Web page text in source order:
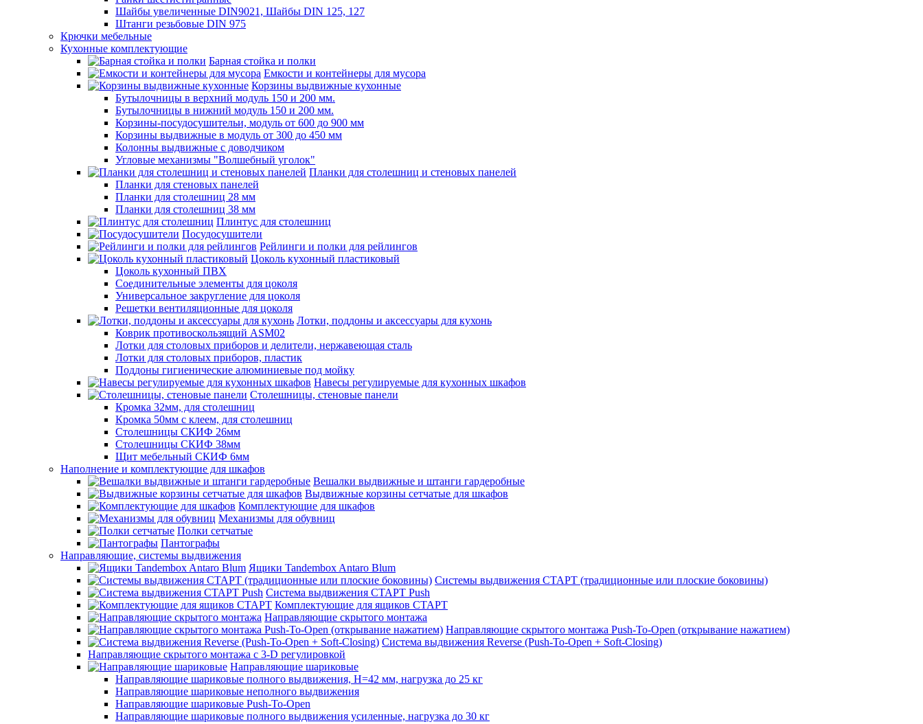
Шайбы увеличенные DIN9021, Шайбы DIN 125, 127
Штанги резьбовые DIN 975
Крючки мебельные
Кухонные комплектующие
Барная стойка и полки
Емкости и контейнеры для мусора
Корзины выдвижные кухонные
Бутылочницы в верхний модуль 150 и 200 мм.
Бутылочницы в нижний модуль 150 и 200 мм.
Корзины-посудосушительи, модуль от 600 до 900 мм
Корзины выдвижные в модуль от 300 до 450 мм
Колонны выдвижные с доводчиком
Угловые механизмы "Волшебный уголок"
Планки для столешниц и стеновых панелей
Планки для стеновых панелей
Планки для столешниц 28 мм
Планки для столешниц 38 мм
Плинтус для столешниц
Посудосушители
Рейлинги и полки для рейлингов
Цоколь кухонный пластиковый
Цоколь кухонный ПВХ
Соединительные элементы для цоколя
Универсальное закругление для цоколя
Решетки вентиляционные для цоколя
Лотки, поддоны и аксессуары для кухонь
Коврик противоскользящий ASM02
Лотки для столовых приборов и делители, нержавеющая сталь
Лотки для столовых приборов, пластик
Поддоны гигиенические алюминиевые под мойку
Навесы регулируемые для кухонных шкафов
Столешницы, стеновые панели
Кромка 32мм, для столешниц
Кромка 50мм с клеем, для столешниц
Столешницы СКИФ 26мм
Столешницы СКИФ 38мм
Щит мебельный СКИФ 6мм
Наполнение и комплектующие для шкафов
Вешалки выдвижные и штанги гардеробные
Выдвижные корзины сетчатые для шкафов
Комплектующие для шкафов
Механизмы для обувниц
Полки сетчатые
Пантографы
Направляющие, системы выдвижения
Ящики Tandembox Antaro Blum
Системы выдвижения СТАРТ (традиционные или плоские боковины)
Система выдвижения СТАРТ Push
Комплектующие для ящиков СТАРТ
Направляющие скрытого монтажа
Направляющие скрытого монтажа Push-To-Open (открывание нажатием)
Система выдвижения Reverse (Push-To-Open + Soft-Closing)
Направляющие скрытого монтажа с 3-D регулировкой
Направляющие шариковые
Направляющие шариковые полного выдвижения, H=42 мм, нагрузка до 25 кг
Направляющие шариковые неполного выдвижения
Направляющие шариковые Push-To-Open
Направляющие шариковые полного выдвижения усиленные, нагрузка до 30 кг